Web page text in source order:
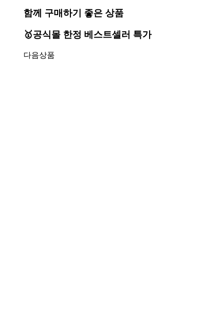
함께 구매하기 좋은 상품
🥇공식몰 한정 베스트셀러 특가
다음상품